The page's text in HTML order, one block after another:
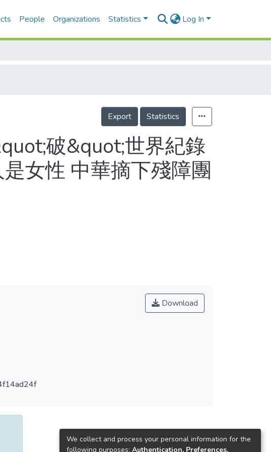
People Organizations Statistics Log In
Export Statistics
破&quot;世界紀錄
女性 中華摘下殘障團
Download
We collect and process your personal information for the
following purposes: Authentication, Preferences,